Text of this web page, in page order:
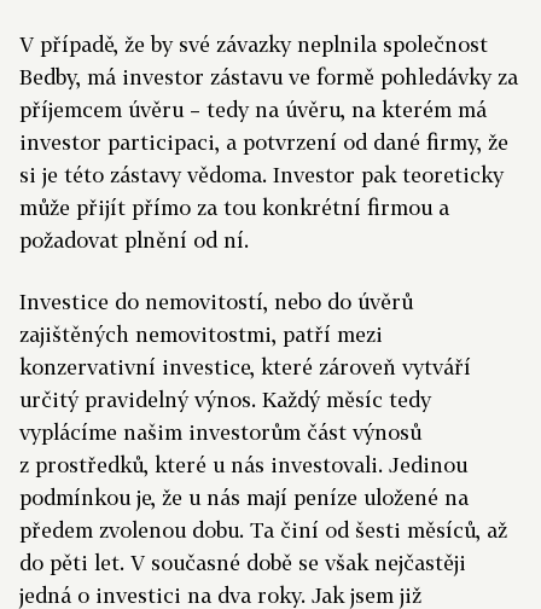
V případě, že by své závazky neplnila společnost
Bedby, má investor zástavu ve formě pohledávky za
příjemcem úvěru – tedy na úvěru, na kterém má
investor participaci, a potvrzení od dané firmy, že
si je této zástavy vědoma. Investor pak teoreticky
může přijít přímo za tou konkrétní firmou a
požadovat plnění od ní.
Investice do nemovitostí, nebo do úvěrů
zajištěných nemovitostmi, patří mezi
konzervativní investice, které zároveň vytváří
určitý pravidelný výnos. Každý měsíc tedy
vyplácíme našim investorům část výnosů
z prostředků, které u nás investovali. Jedinou
podmínkou je, že u nás mají peníze uložené na
předem zvolenou dobu. Ta činí od šesti měsíců, až
do pěti let. V současné době se však nejčastěji
jedná o investici na dva roky. Jak jsem již